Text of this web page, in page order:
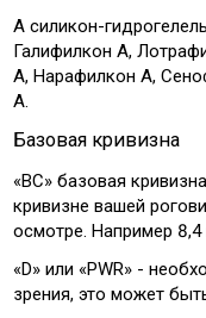
А силикон-
Галифилкон А,
А, Нарафилкон А,
А.
Базовая кривизна
«ВС» базовая
кривизне вашей
осмотре. Например 8,4
«D» или «PWR» -
зрения, это может